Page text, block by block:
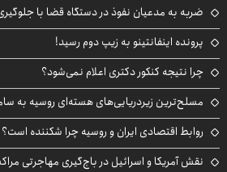
ضربه به مدعیان نفوذ در دستگاه قضا با جلوگیری از تضییع ۷۲
پرونده اینفانتینو به زیپ دوم رسید!
چرا نتیجه کنکور دکتری اعلام نمی‌شود؟
مسلح‌ترین زیردریایی‌های هسته‌ای روسیه به
روابط اقتصادی ایران و روسیه چرا شکننده است؟
نقش آمریکا و اسرائیل در باج‌گیری مهاجرتی